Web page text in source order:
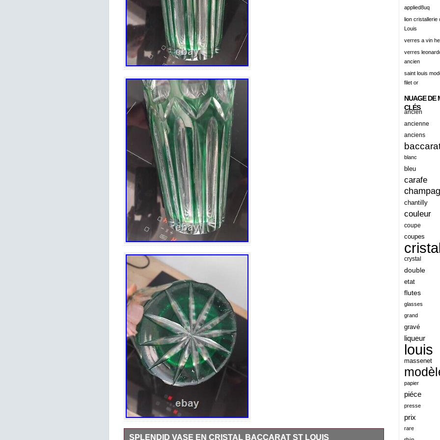
SPLENDID VASE EN CRISTAL BACCARAT ST LOUIS
alisation
amazing
america
amiante
ancien
ancienes
ancienne
anciennes
anciens
ancient
anecdotes
angeles
angoul
animaux
antique
antiquite
apollo
applaudis
arch
architecture
ariel
armonica
arta
applied8uq
lion cristallerie
Louis
verres a vin
verres
ancien
saint louis
filet or
NUAGE DE
CLÉS
ancien
ancienne
anciens
blanc
bleu
carafe
chantilly
couleur
coupe
coupes
crystal
double
etat
flutes
glasses
grand
gravé
liqueur
louis
massenet
papier
piéce
presse
prix
rare